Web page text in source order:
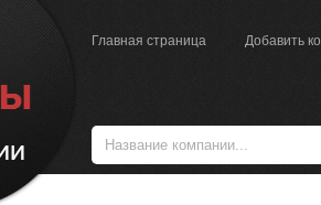
Главная страница Добавить